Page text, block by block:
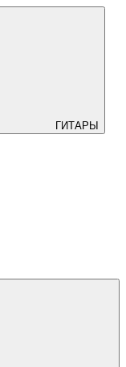
ГИТАРЫ